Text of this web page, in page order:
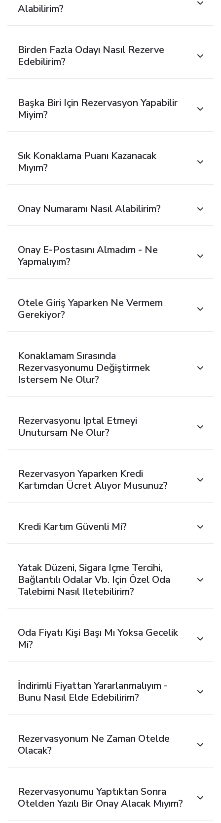
Alabilirim?
Birden Fazla Odayı Nasıl Rezerve
Edebilirim?
Başka Biri Için Rezervasyon Yapabilir
Miyim?
Sık Konaklama Puanı Kazanacak
Mıyım?
Onay Numaramı Nasıl Alabilirim?
Onay E-Postasını Almadım - Ne
Yapmalıyım?
Otele Giriş Yaparken Ne Vermem
Gerekiyor?
Konaklamam Sırasında
Rezervasyonumu Değiştirmek
Istersem Ne Olur?
Rezervasyonu Iptal Etmeyi
Unutursam Ne Olur?
Rezervasyon Yaparken Kredi
Kartımdan Ücret Alıyor Musunuz?
Kredi Kartım Güvenli Mi?
Yatak Düzeni, Sigara Içme Tercihi,
Bağlantılı Odalar Vb. Için Özel Oda
Talebimi Nasıl Iletebilirim?
Oda Fiyatı Kişi Başı Mı Yoksa Gecelik
Mi?
İndirimli Fiyattan Yararlanmalıyım -
Bunu Nasıl Elde Edebilirim?
Rezervasyonum Ne Zaman Otelde
Olacak?
Rezervasyonumu Yaptıktan Sonra
Otelden Yazılı Bir Onay Alacak Mıyım?